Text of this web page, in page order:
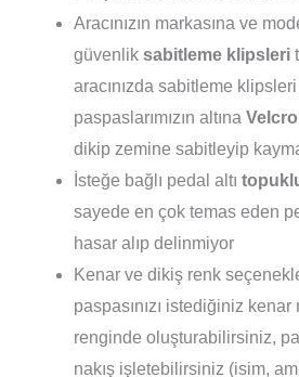
Aracınızın markasına ve
güvenlik sabitleme klipsleri
aracınızda sabitleme klipsleri
paspaslarımızın altına Velcro
dikip zemine sabitleyip
İsteğe bağlı pedal altı
sayede en çok temas eden
hasar alıp delinmiyor
Kenar ve dikiş renk
paspasınızı istediğiniz
renginde oluşturabilirsiniz,
nakış işletebilirsiniz (isim,